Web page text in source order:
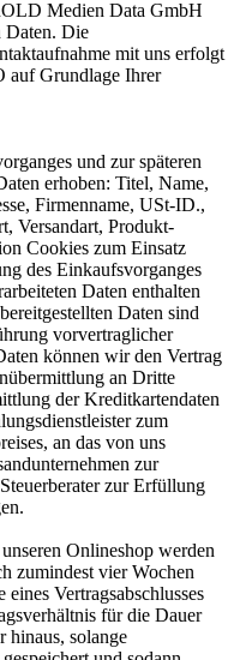
Medien Data GmbH
Daten. Die
mit uns erfolgt
auf Grundlage Ihrer
und zur späteren
erhoben: Titel, Name,
Firmenname, USt-ID.,
Versandart, Produkt-
Cookies zum Einsatz
des Einkaufsvorganges
Daten enthalten
Daten sind
vorvertraglicher
können wir den Vertrag
an Dritte
der Kreditkartendaten
zum
an das von uns
zur
zur Erfüllung
Onlineshop werden
zumindest vier Wochen
Vertragsabschlusses
für die Dauer
hinaus, solange